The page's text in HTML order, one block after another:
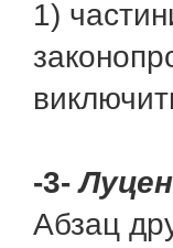
1)
-3-
Абзац